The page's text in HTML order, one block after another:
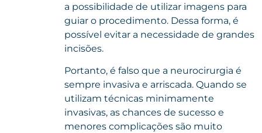
a possibilidade de utilizar imagens para
guiar o procedimento. Dessa forma, é
possível evitar a necessidade de grandes
incisões.
Portanto, é falso que a neurocirurgia é
sempre invasiva e arriscada. Quando se
utilizam técnicas minimamente
invasivas, as chances de sucesso e
menores complicações são muito